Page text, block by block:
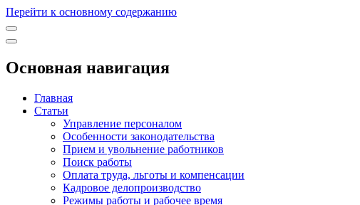
Перейти к основному содержанию
Основная навигация
Главная
Статьи
Управление персоналом
Особенности законодательства
Прием и увольнение работников
Поиск работы
Оплата труда, льготы и компенсации
Кадровое делопроизводство
Режимы работы и рабочее время